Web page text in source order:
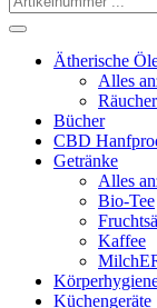
Ätherische
Alles
Bücher
CBD
Getränke
Alles
Bio-Tee
Kaffee
Küchengeräte